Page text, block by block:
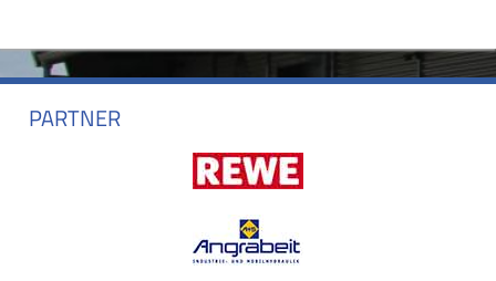
PARTNER